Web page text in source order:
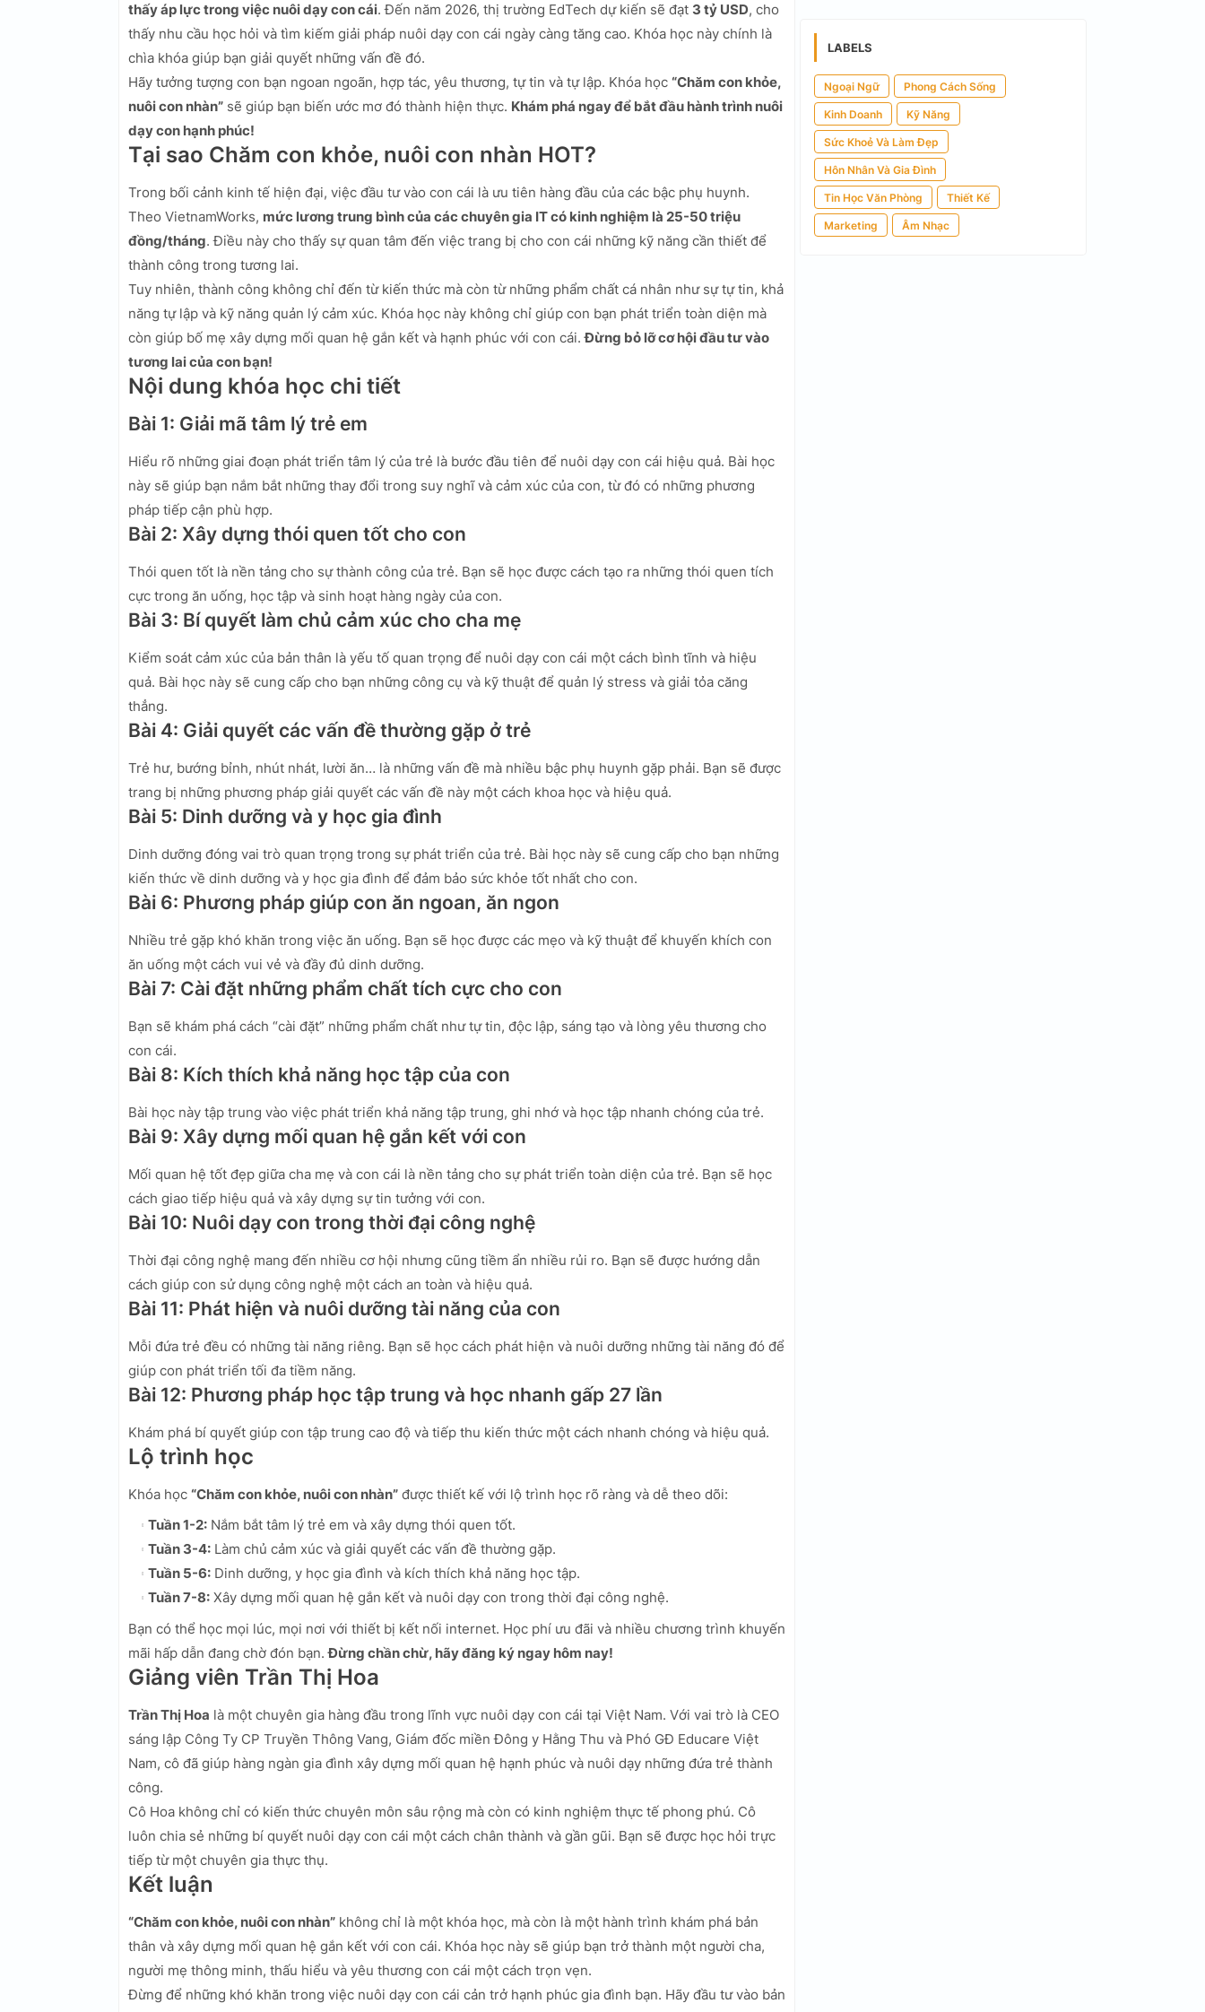
thấy áp lực trong việc nuôi dạy con cái. Đến năm 2026, thị trường EdTech dự kiến sẽ đạt 3 tỷ USD, cho
thấy nhu cầu học hỏi và tìm kiếm giải pháp nuôi dạy con cái ngày càng tăng cao. Khóa học này chính là
chìa khóa giúp bạn giải quyết những vấn đề đó.
Hãy tưởng tượng con bạn ngoan ngoãn, hợp tác, yêu thương, tự tin và tự lập. Khóa học “Chăm con khỏe,
nuôi con nhàn” sẽ giúp bạn biến ước mơ đó thành hiện thực. Khám phá ngay để bắt đầu hành trình nuôi
dạy con hạnh phúc!
Tại sao Chăm con khỏe, nuôi con nhàn HOT?
Trong bối cảnh kinh tế hiện đại, việc đầu tư vào con cái là ưu tiên hàng đầu của các bậc phụ huynh.
Theo VietnamWorks, mức lương trung bình của các chuyên gia IT có kinh nghiệm là 25-50 triệu
đồng/tháng. Điều này cho thấy sự quan tâm đến việc trang bị cho con cái những kỹ năng cần thiết để
thành công trong tương lai.
Tuy nhiên, thành công không chỉ đến từ kiến thức mà còn từ những phẩm chất cá nhân như sự tự tin, khả
năng tự lập và kỹ năng quản lý cảm xúc. Khóa học này không chỉ giúp con bạn phát triển toàn diện mà
còn giúp bố mẹ xây dựng mối quan hệ gắn kết và hạnh phúc với con cái.Đừng bỏ lỡ cơ hội đầu tư vào
tương lai của con bạn!
Nội dung khóa học chi tiết
Bài 1: Giải mã tâm lý trẻ em
Hiểu rõ những giai đoạn phát triển tâm lý của trẻ là bước đầu tiên để nuôi dạy con cái hiệu quả. Bài học
này sẽ giúp bạn nắm bắt những thay đổi trong suy nghĩ và cảm xúc của con, từ đó có những phương
pháp tiếp cận phù hợp.
Bài 2: Xây dựng thói quen tốt cho con
Thói quen tốt là nền tảng cho sự thành công của trẻ. Bạn sẽ học được cách tạo ra những thói quen tích
cực trong ăn uống, học tập và sinh hoạt hàng ngày của con.
Bài 3: Bí quyết làm chủ cảm xúc cho cha mẹ
Kiểm soát cảm xúc của bản thân là yếu tố quan trọng để nuôi dạy con cái một cách bình tĩnh và hiệu
quả. Bài học này sẽ cung cấp cho bạn những công cụ và kỹ thuật để quản lý stress và giải tỏa căng
thẳng.
Bài 4: Giải quyết các vấn đề thường gặp ở trẻ
Trẻ hư, bướng bỉnh, nhút nhát, lười ăn… là những vấn đề mà nhiều bậc phụ huynh gặp phải. Bạn sẽ được
trang bị những phương pháp giải quyết các vấn đề này một cách khoa học và hiệu quả.
Bài 5: Dinh dưỡng và y học gia đình
Dinh dưỡng đóng vai trò quan trọng trong sự phát triển của trẻ. Bài học này sẽ cung cấp cho bạn những
kiến thức về dinh dưỡng và y học gia đình để đảm bảo sức khỏe tốt nhất cho con.
Bài 6: Phương pháp giúp con ăn ngoan, ăn ngon
Nhiều trẻ gặp khó khăn trong việc ăn uống. Bạn sẽ học được các mẹo và kỹ thuật để khuyến khích con
ăn uống một cách vui vẻ và đầy đủ dinh dưỡng.
Bài 7: Cài đặt những phẩm chất tích cực cho con
Bạn sẽ khám phá cách “cài đặt” những phẩm chất như tự tin, độc lập, sáng tạo và lòng yêu thương cho
con cái.
Bài 8: Kích thích khả năng học tập của con
Bài học này tập trung vào việc phát triển khả năng tập trung, ghi nhớ và học tập nhanh chóng của trẻ.
Bài 9: Xây dựng mối quan hệ gắn kết với con
Mối quan hệ tốt đẹp giữa cha mẹ và con cái là nền tảng cho sự phát triển toàn diện của trẻ. Bạn sẽ học
cách giao tiếp hiệu quả và xây dựng sự tin tưởng với con.
Bài 10: Nuôi dạy con trong thời đại công nghệ
Thời đại công nghệ mang đến nhiều cơ hội nhưng cũng tiềm ẩn nhiều rủi ro. Bạn sẽ được hướng dẫn
cách giúp con sử dụng công nghệ một cách an toàn và hiệu quả.
Bài 11: Phát hiện và nuôi dưỡng tài năng của con
Mỗi đứa trẻ đều có những tài năng riêng. Bạn sẽ học cách phát hiện và nuôi dưỡng những tài năng đó để
giúp con phát triển tối đa tiềm năng.
Bài 12: Phương pháp học tập trung và học nhanh gấp 27 lần
Khám phá bí quyết giúp con tập trung cao độ và tiếp thu kiến thức một cách nhanh chóng và hiệu quả.
Lộ trình học
Khóa học “Chăm con khỏe, nuôi con nhàn” được thiết kế với lộ trình học rõ ràng và dễ theo dõi:
Tuần 1-2: Nắm bắt tâm lý trẻ em và xây dựng thói quen tốt.
Tuần 3-4: Làm chủ cảm xúc và giải quyết các vấn đề thường gặp.
Tuần 5-6: Dinh dưỡng, y học gia đình và kích thích khả năng học tập.
Tuần 7-8: Xây dựng mối quan hệ gắn kết và nuôi dạy con trong thời đại công nghệ.
Bạn có thể học mọi lúc, mọi nơi với thiết bị kết nối internet. Học phí ưu đãi và nhiều chương trình khuyến
mãi hấp dẫn đang chờ đón bạn.Đừng chần chừ, hãy đăng ký ngay hôm nay!
Giảng viên Trần Thị Hoa
Trần Thị Hoa là một chuyên gia hàng đầu trong lĩnh vực nuôi dạy con cái tại Việt Nam. Với vai trò là CEO
sáng lập Công Ty CP Truyền Thông Vang, Giám đốc miền Đông y Hằng Thu và Phó GĐ Educare Việt
Nam, cô đã giúp hàng ngàn gia đình xây dựng mối quan hệ hạnh phúc và nuôi dạy những đứa trẻ thành
công.
Cô Hoa không chỉ có kiến thức chuyên môn sâu rộng mà còn có kinh nghiệm thực tế phong phú. Cô
luôn chia sẻ những bí quyết nuôi dạy con cái một cách chân thành và gần gũi. Bạn sẽ được học hỏi trực
tiếp từ một chuyên gia thực thụ.
Kết luận
“Chăm con khỏe, nuôi con nhàn” không chỉ là một khóa học, mà còn là một hành trình khám phá bản
thân và xây dựng mối quan hệ gắn kết với con cái. Khóa học này sẽ giúp bạn trở thành một người cha,
người mẹ thông minh, thấu hiểu và yêu thương con cái một cách trọn vẹn.
Đừng để những khó khăn trong việc nuôi dạy con cái cản trở hạnh phúc gia đình bạn. Hãy đầu tư vào bản
LABELS
Ngoại Ngữ Phong Cách Sống
Kinh Doanh Kỹ Năng
Sức Khoẻ Và Làm Đẹp
Hôn Nhân Và Gia Đình
Tin Học Văn Phòng Thiết Kế
Marketing Âm Nhạc